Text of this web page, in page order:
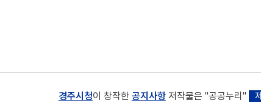
경주시청이 창작한 공지사항저작물은 "공공누리"